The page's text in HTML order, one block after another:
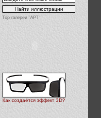
Top галереи "АРТ"
Как создаётся эффект 3D?